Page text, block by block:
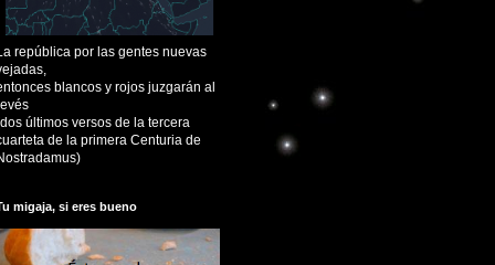
república por las gentes nuevas
blancos y rojos juzgarán al
últimos versos de la tercera
de la primera Centuria de
migaja, si eres bueno